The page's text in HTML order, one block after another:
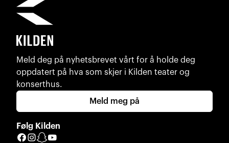
Meld deg på nyhetsbrevet vårt for å holde deg
oppdatert på hva som skjer i Kilden teater og
konserthus.
Meld meg på
Følg Kilden
Facebook
Instagram
Snapchat